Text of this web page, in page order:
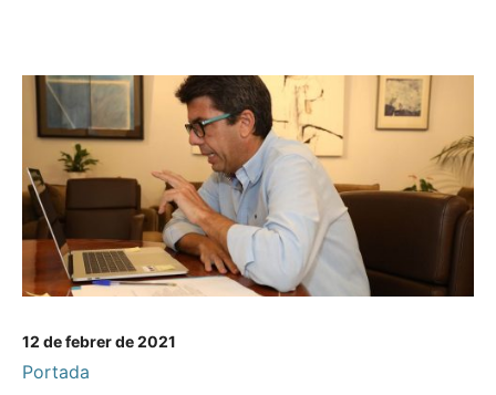
12 de febrer de 2021
Portada